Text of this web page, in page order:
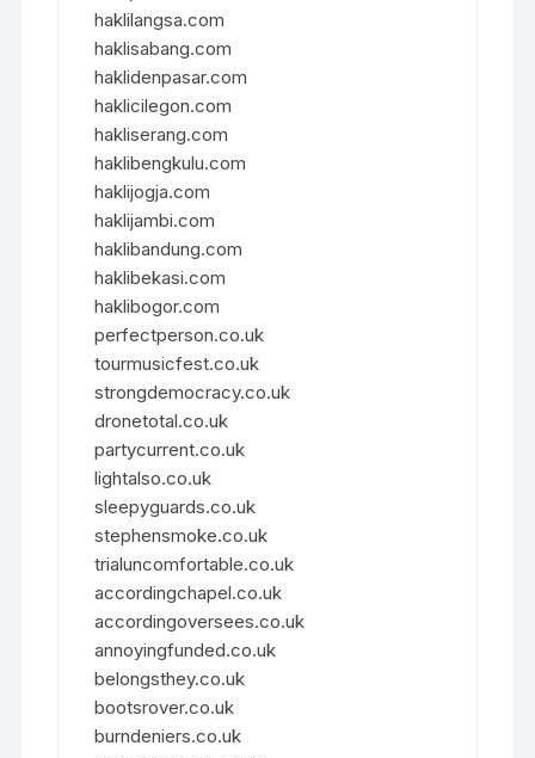
haklilangsa.com
haklisabang.com
haklidenpasar.com
haklicilegon.com
hakliserang.com
haklibengkulu.com
haklijogja.com
haklijambi.com
haklibandung.com
haklibekasi.com
haklibogor.com
perfectperson.co.uk
tourmusicfest.co.uk
strongdemocracy.co.uk
dronetotal.co.uk
partycurrent.co.uk
lightalso.co.uk
sleepyguards.co.uk
stephensmoke.co.uk
trialuncomfortable.co.uk
accordingchapel.co.uk
accordingoversees.co.uk
annoyingfunded.co.uk
belongsthey.co.uk
bootsrover.co.uk
burndeniers.co.uk